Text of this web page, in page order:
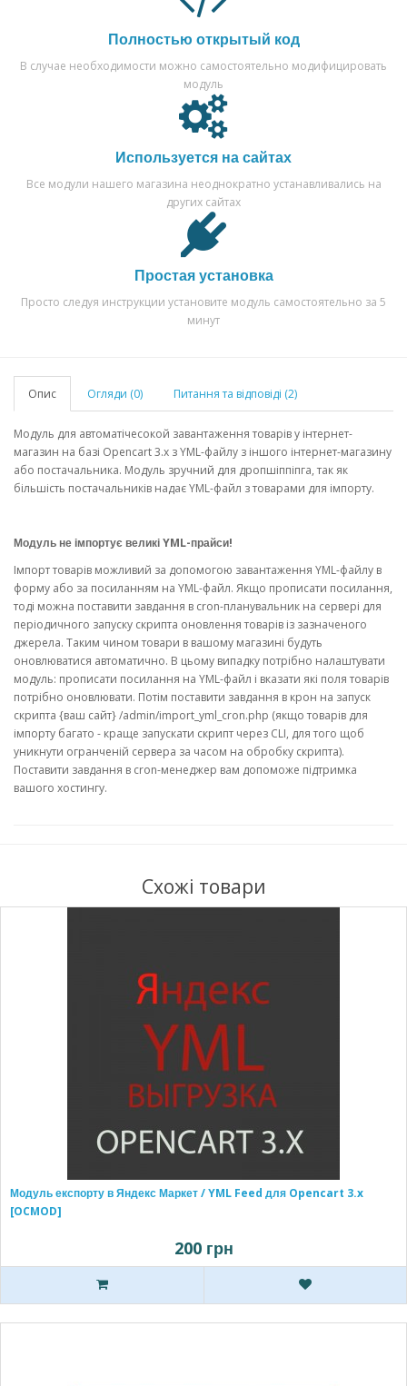
Полностью открытый код
В случае необходимости можно самостоятельно модифицировать
модуль
Используется на сайтах
Все модули нашего магазина неоднократно устанавливались на
других сайтах
Простая установка
Просто следуя инструкции установите модуль самостоятельно за 5
минут
Опис Огляди (0) Питання та відповіді (2)
Модуль для автоматічесокой завантаження товарів у інтернет-
магазин на базі Opencart 3.x з YML-файлу з іншого інтернет-магазину
або постачальника. Модуль зручний для дропшіппіпга, так як
більшість постачальників надає YML-файл з товарами для імпорту.
Модуль не імпортує великі YML-прайси!
Імпорт товарів можливий за допомогою завантаження YML-файлу в
форму або за посиланням на YML-файл. Якщо прописати посилання,
тоді можна поставити завдання в cron-планувальник на сервері для
періодичного запуску скрипта оновлення товарів із зазначеного
джерела. Таким чином товари в вашому магазині будуть
оновлюватися автоматично. В цьому випадку потрібно налаштувати
модуль: прописати посилання на YML-файл і вказати які поля товарів
потрібно оновлювати. Потім поставити завдання в крон на запуск
скрипта {ваш сайт} /admin/import_yml_cron.php (якщо товарів для
імпорту багато - краще запускати скрипт через CLI, для того щоб
уникнути огранченій сервера за часом на обробку скрипта).
Поставити завдання в cron-менеджер вам допоможе підтримка
вашого хостингу.
Схожі товари
Модуль експорту в Яндекс Маркет / YML Feed для Opencart 3.x
[OCMOD]
200 грн